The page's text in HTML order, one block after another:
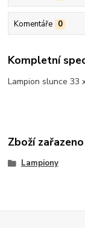
Komentáře 0
Kompletní
Lampion slunce 33
Zboží
Lampiony